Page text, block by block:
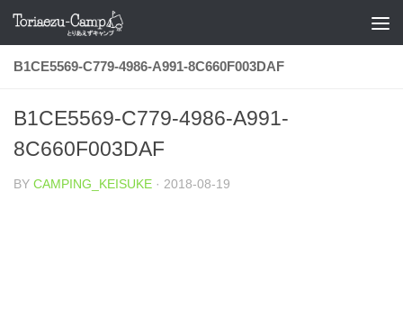
コンテンツへスキップ
B1CE5569-C779-4986-A991-8C660F003DAF
B1CE5569-C779-4986-A991-
8C660F003DAF
BY CAMPING_KEISUKE · 2018-08-19